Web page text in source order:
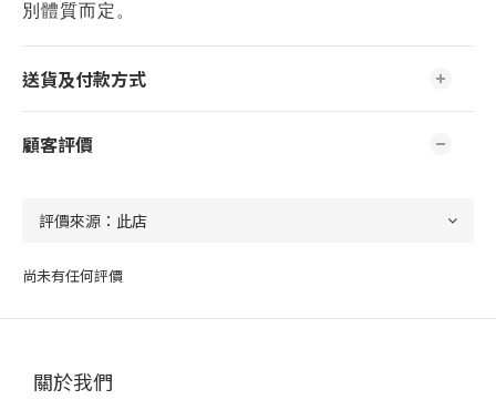
別體質而定。
送貨及付款方式
顧客評價
尚未有任何評價
關於我們